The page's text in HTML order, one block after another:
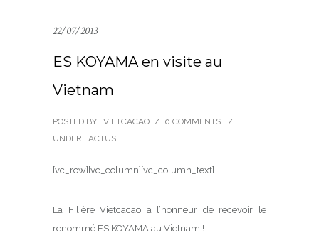
22/07/2013
ES KOYAMA en visite au
Vietnam
POSTED BY : VIETCACAO / 0 COMMENTS
/
UNDER : ACTUS
[vc_row][vc_column][vc_column_text]
La Filière Vietcacao a l’honneur de recevoir le
renommé ES KOYAMA au Vietnam !